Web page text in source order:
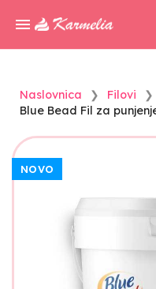
Naslovnica
Filovi
Blue Bead Fil za
NOVO